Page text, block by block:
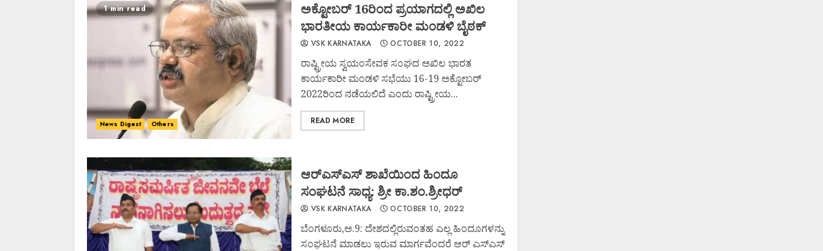
1 min read
News Digest Others
ಅಕ್ಟೋಬರ್ 16ರಿಂದ ಪ್ರಯಾಗದಲ್ಲಿ ಅಖಿಲ
ಭಾರತೀಯ ಕಾರ್ಯಕಾರೀ ಮಂಡಳಿ ಬೈಠಕ್
VSK KARNATAKA OCTOBER 10, 2022
ರಾಷ್ಟ್ರೀಯ ಸ್ವಯಂಸೇವಕ ಸಂಘದ ಅಖಿಲ ಭಾರತ
ಕಾರ್ಯಕಾರೀ ಮಂಡಳಿ ಸಭೆಯು 16-19 ಅಕ್ಟೋಬರ್
2022ರಿಂದ ನಡೆಯಲಿದೆ ಎಂದು ರಾಷ್ಟ್ರೀಯ...
READ MORE
ಆರ್‌ಎಸ್‍ಎಸ್ ಶಾಖೆಯಿಂದ ಹಿಂದೂ
ಸಂಘಟನೆ ಸಾಧ್ಯ: ಶ್ರೀ ಕಾ.ಶಂ.ಶ್ರೀಧರ್
VSK KARNATAKA OCTOBER 10, 2022
ಬೆಂಗಳೂರು,ಅ.9: ದೇಶದಲ್ಲಿರುವಂತಹ ಎಲ್ಲ ಹಿಂದೂಗಳನ್ನು
ಸಂಘಟನೆ ಮಾಡಲು ಇರುವ ಮಾರ್ಗವೆಂದರೆ ಆರ್ ಎಸ್‍ಎಸ್